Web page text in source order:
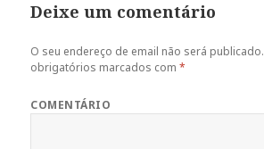
Deixe um comentário
O seu endereço de email não será publicado.
obrigatórios marcados com*
COMENTÁRIO